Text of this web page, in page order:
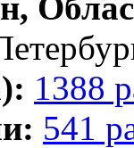
1388
541